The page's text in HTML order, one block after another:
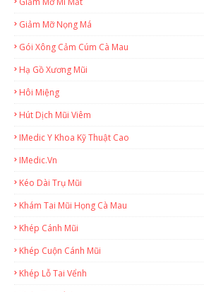
Giảm Mỡ Nọng Má
Gói Xông Cảm Cúm Cà Mau
Hạ Gồ Xương Mũi
Hôi Miệng
Hút Dịch Mũi Viêm
IMedic Y Khoa Kỹ Thuật Cao
IMedic.vn
Kéo Dài Trụ Mũi
Khám Tai Mũi Họng Cà Mau
Khép Cánh Mũi
Khép Cuộn Cánh Mũi
Khép Lỗ Tai Vểnh